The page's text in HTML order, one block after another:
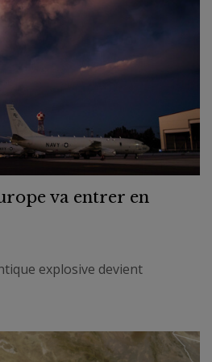
va entrer en
explosive devient